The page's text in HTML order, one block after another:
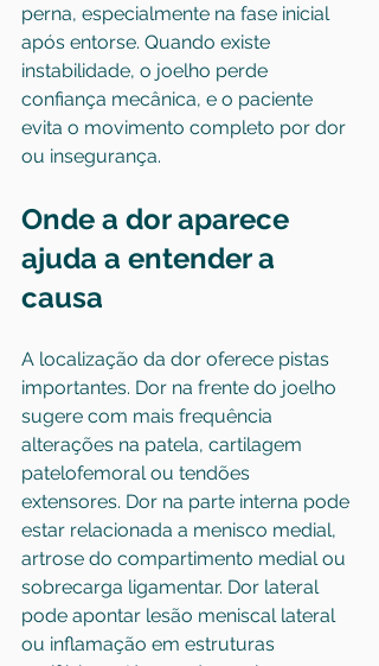
perna, especialmente na fase inicial
após entorse. Quando existe
instabilidade, o joelho perde
confiança mecânica, e o paciente
evita o movimento completo por dor
ou insegurança.
Onde a dor aparece
ajuda a entender a
causa
A localização da dor oferece pistas
importantes. Dor na frente do joelho
sugere com mais frequência
alterações na patela, cartilagem
patelofemoral ou tendões
extensores. Dor na parte interna pode
estar relacionada a menisco medial,
artrose do compartimento medial ou
sobrecarga ligamentar. Dor lateral
pode apontar lesão meniscal lateral
ou inflamação em estruturas